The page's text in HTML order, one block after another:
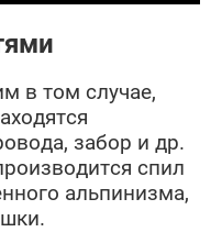
в том случае,
забор и др.
спил
альпинизма,